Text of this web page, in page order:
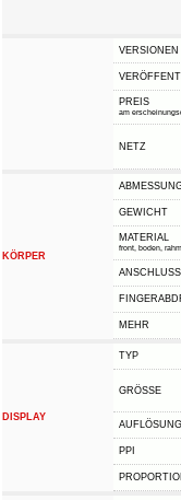
VERSIONEN
PREIS
am
NETZ
KÖRPER
GEWICHT
MATERIAL
front, boden,
ANSCHLUSS
MEHR
DISPLAY
TYP
GRÖSSE
AUFLÖSUNG
PPI